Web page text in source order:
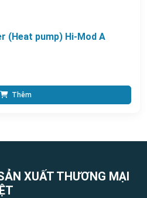
(Heat pump) Hi-Mod A
Thêm
XUẤT THƯƠNG MẠI